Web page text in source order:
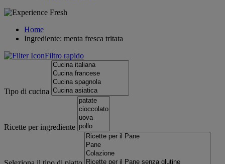
Home
Ingrediente: menta fresca tritata
Filtro rapido
Tipo di cucina
Ricette per ingrediente